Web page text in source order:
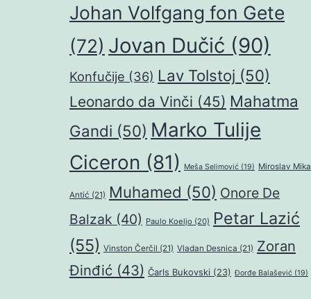
Johan Volfgang fon Gete
(72) Jovan Dučić (90)
Konfučije (36) Lav Tolstoj (50)
Leonardo da Vinči (45) Mahatma
Gandi (50) Marko Tulije
Ciceron (81) Meša Selimović (19) Miroslav Mika
Antić (21) Muhamed (50) Onore De
Balzak (40) Paulo Koeljo (20) Petar Lazić
(55) Vinston Čerčil (21) Vladan Desnica (21) Zoran
Đinđić (43) Čarls Bukovski (23) Đorđe Balašević (19)